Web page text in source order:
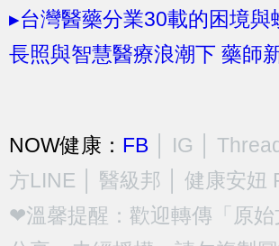
▸台灣醫藥分業30載的困境與
長照與智慧醫療浪潮下 藥師
NOW健康： FB│ IG
方LINE
醫級邦
健康安妞
❤溫馨提醒：歡迎轉傳「原始